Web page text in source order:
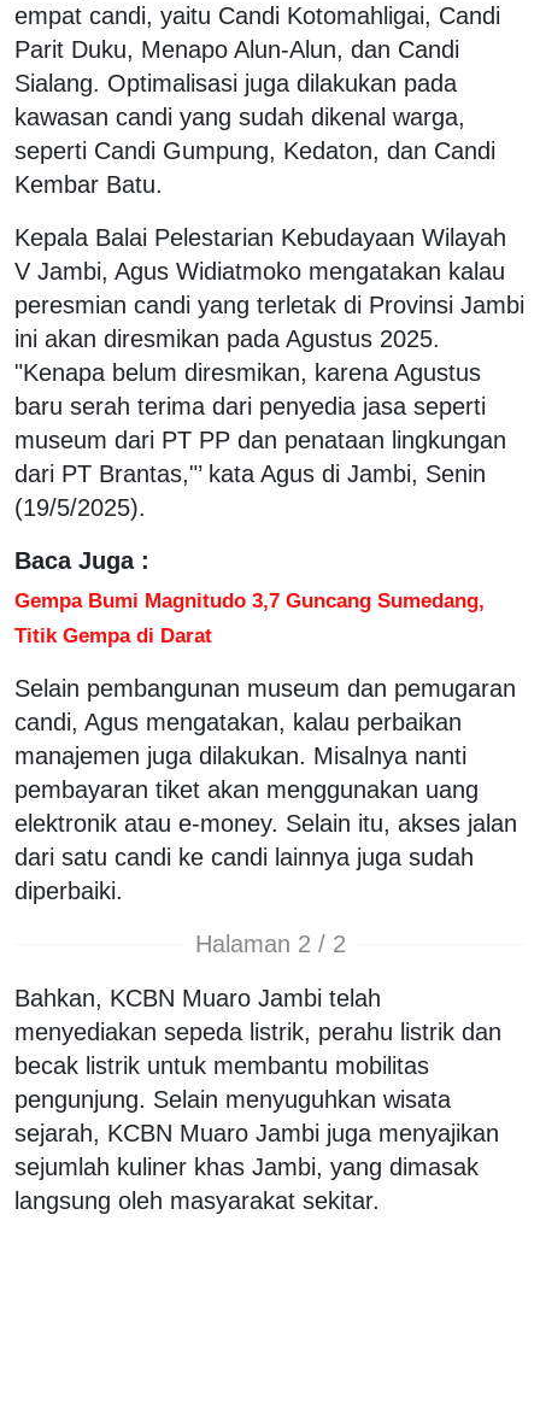
empat candi, yaitu Candi Kotomahligai, Candi
Parit Duku, Menapo Alun-Alun, dan Candi
Sialang. Optimalisasi juga dilakukan pada
kawasan candi yang sudah dikenal warga,
seperti Candi Gumpung, Kedaton, dan Candi
Kembar Batu.
Kepala Balai Pelestarian Kebudayaan Wilayah
V Jambi, Agus Widiatmoko mengatakan kalau
peresmian candi yang terletak di Provinsi Jambi
ini akan diresmikan pada Agustus 2025.
"Kenapa belum diresmikan, karena Agustus
baru serah terima dari penyedia jasa seperti
museum dari PT PP dan penataan lingkungan
dari PT Brantas,"’ kata Agus di Jambi, Senin
(19/5/2025).
Baca Juga :
Gempa Bumi Magnitudo 3,7 Guncang Sumedang,
Titik Gempa di Darat
Selain pembangunan museum dan pemugaran
candi, Agus mengatakan, kalau perbaikan
manajemen juga dilakukan. Misalnya nanti
pembayaran tiket akan menggunakan uang
elektronik atau e-money. Selain itu, akses jalan
dari satu candi ke candi lainnya juga sudah
diperbaiki.
Halaman 2 / 2
Bahkan, KCBN Muaro Jambi telah
menyediakan sepeda listrik, perahu listrik dan
becak listrik untuk membantu mobilitas
pengunjung. Selain menyuguhkan wisata
sejarah, KCBN Muaro Jambi juga menyajikan
sejumlah kuliner khas Jambi, yang dimasak
langsung oleh masyarakat sekitar.